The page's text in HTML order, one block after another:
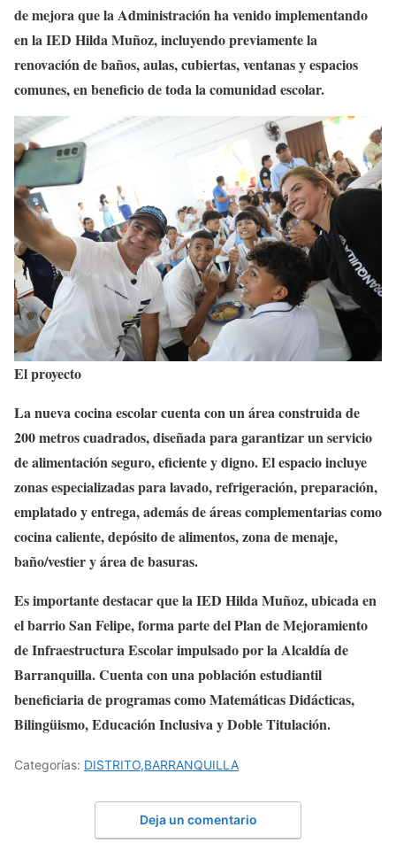
de mejora que la Administración ha venido implementando
en la IED Hilda Muñoz, incluyendo previamente la
renovación de baños, aulas, cubiertas, ventanas y espacios
comunes, en beneficio de toda la comunidad escolar.
El proyecto
La nueva cocina escolar cuenta con un área construida de
200 metros cuadrados, diseñada para garantizar un servicio
de alimentación seguro, eficiente y digno. El espacio incluye
zonas especializadas para lavado, refrigeración, preparación,
emplatado y entrega, además de áreas complementarias como
cocina caliente, depósito de alimentos, zona de menaje,
baño/vestier y área de basuras.
Es importante destacar que la IED Hilda Muñoz, ubicada en
el barrio San Felipe, forma parte del Plan de Mejoramiento
de Infraestructura Escolar impulsado por la Alcaldía de
Barranquilla. Cuenta con una población estudiantil
beneficiaria de programas como Matemáticas Didácticas,
Bilingüismo, Educación Inclusiva y Doble Titulación.
Categorías: DISTRITO,BARRANQUILLA
Deja un comentario